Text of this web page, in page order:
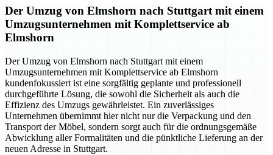
Der Umzug von Elmshorn nach Stuttgart mit einem
Umzugsunternehmen mit Komplettservice ab
Elmshorn
Der Umzug von Elmshorn nach Stuttgart mit einem
Umzugsunternehmen mit Komplettservice ab Elmshorn
kundenfokussiert ist eine sorgfältig geplante und professionell
durchgeführte Lösung, die sowohl die Sicherheit als auch die
Effizienz des Umzugs gewährleistet. Ein zuverlässiges
Unternehmen übernimmt hier nicht nur die Verpackung und den
Transport der Möbel, sondern sorgt auch für die ordnungsgemäße
Abwicklung aller Formalitäten und die pünktliche Lieferung an der
neuen Adresse in Stuttgart.